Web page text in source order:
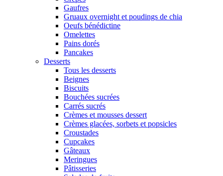
Gaufres
Gruaux overnight et poudings de chia
Oeufs bénédictine
Omelettes
Pains dorés
Pancakes
Desserts
Tous les desserts
Beignes
Biscuits
Bouchées sucrées
Carrés sucrés
Crèmes et mousses dessert
Crèmes glacées, sorbets et popsicles
Croustades
Cupcakes
Gâteaux
Meringues
Pâtisseries